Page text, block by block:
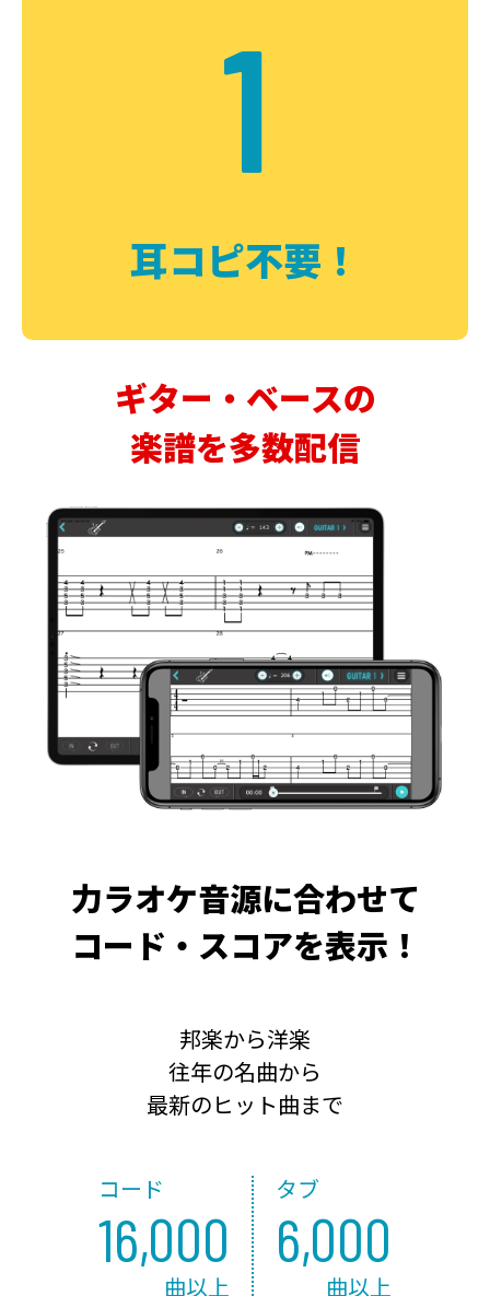
1
耳コピ不要！
ギター・ベースの
楽譜を多数配信
力ラオケ音源に合わせて
コード・スコアを表示！
邦楽から洋楽
往年の名曲から
最新のヒット曲まで
コード
16,000
曲以上
タブ
6,000
曲以上